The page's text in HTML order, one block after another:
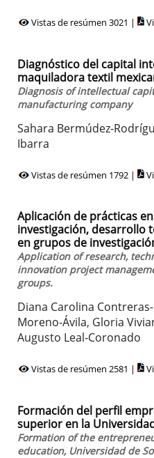
Vistas de resúmen 3021 |
Diagnóstico del capital
maquiladora textil
Diagnosis of intellectual
manufacturing company
Sahara Bermúdez-
Ibarra
Vistas de resúmen 1792 |
Aplicación de prácticas
investigación, desarrollo
en grupos de
Application of research,
innovation project
groups.
Diana Carolina
Moreno-Ávila, Gloria
Augusto Leal-Coronado
Vistas de resúmen 2581 |
Formación del perfil
superior en la
Formation of the
education, Universidad de